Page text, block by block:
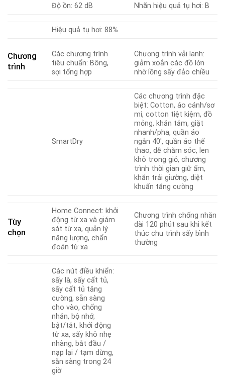
Độ ồn: 62 dB Nhãn hiệu quả tụ hơi: B
Hiệu quả tụ hơi: 88%
Chương
trình
Các chương trình
tiêu chuẩn: Bông,
sợi tổng hợp
Chương trình vải lanh:
giảm xoắn các đồ lớn
nhờ lồng sấy đảo chiều
SmartDry
Các chương trình đặc
biệt: Cotton, áo cánh/sơ
mi, cotton tiệt kiệm, đồ
mỏng, khăn tắm, giặt
nhanh/pha, quần áo
ngắn 40′, quần áo thể
thao, dễ chăm sóc, len
khô trong giỏ, chương
trình thời gian giữ ấm,
khăn trải giường, diệt
khuẩn tăng cường
Tùy
chọn
Home Connect: khởi
động từ xa và giám
sát từ xa, quản lý
năng lượng, chẩn
đoán từ xa
Chương trình chống nhăn
dài 120 phút sau khi kết
thúc chu trình sấy bình
thường
Các nút điều khiển:
sấy là, sấy cất tủ,
sấy cất tủ tăng
cường, sẵn sàng
cho vào, chống
nhăn, bộ nhớ,
bật/tắt, khởi động
từ xa, sấy khô nhẹ
nhàng, bắt đầu /
nạp lại / tạm dừng,
sẵn sàng trong 24
giờ